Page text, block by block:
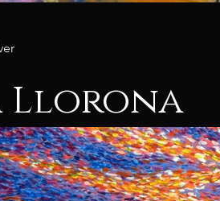
Llorona